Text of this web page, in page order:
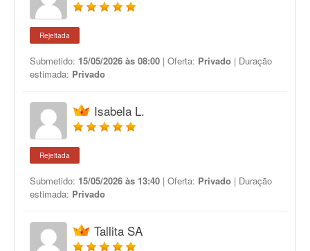
Rejeitada
Submetido: 15/05/2026 às 08:00 | Oferta: Privado | Duração
estimada: Privado
Isabela L.
Rejeitada
Submetido: 15/05/2026 às 13:40 | Oferta: Privado | Duração
estimada: Privado
Tallita SA